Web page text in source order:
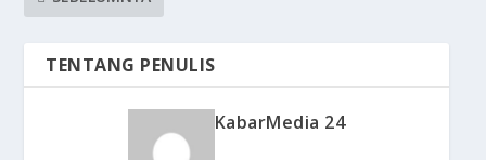
TENTANG PENULIS
KabarMedia 24